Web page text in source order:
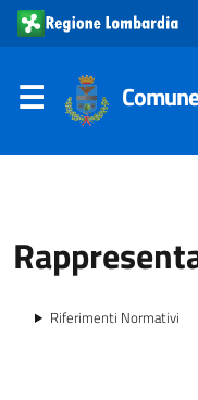
Riferimenti Normativi